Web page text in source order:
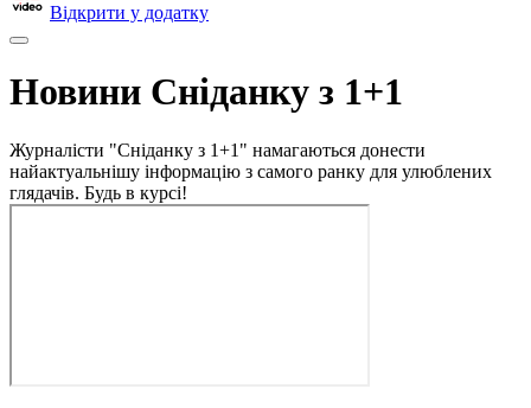
Відкрити у додатку
Новини Сніданку з 1+1
Журналісти "Сніданку з 1+1" намагаються донести
найактуальнішу інформацію з самого ранку для улюблених
глядачів. Будь в курсі!